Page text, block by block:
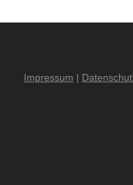
Impressum |